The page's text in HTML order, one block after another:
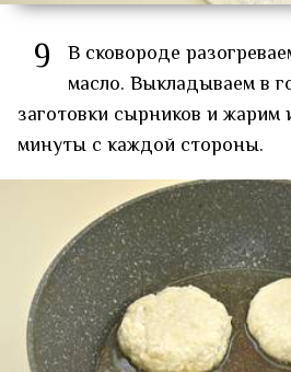
9
В сковороде
масло. Выкладываем в
заготовки сырников и жарим
минуты с каждой стороны.